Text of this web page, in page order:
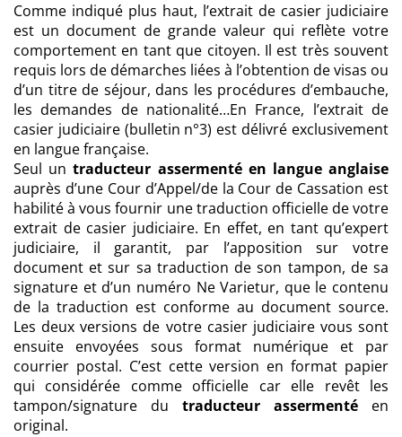
Comme indiqué plus haut, l’extrait de casier judiciaire
est un document de grande valeur qui reflète votre
comportement en tant que citoyen. Il est très souvent
requis lors de démarches liées à l’obtention de visas ou
d’un titre de séjour, dans les procédures d’embauche,
les demandes de nationalité…En France, l’extrait de
casier judiciaire (bulletin n°3) est délivré exclusivement
en langue française.
Seul untraducteur assermenté en langue anglaise
auprès d’une Cour d’Appel/de la Cour de Cassation est
habilité à vous fournir une traduction officielle de votre
extrait de casier judiciaire. En effet, en tant qu’expert
judiciaire, il garantit, par l’apposition sur votre
document et sur sa traduction de son tampon, de sa
signature et d’un numéro Ne Varietur, que le contenu
de la traduction est conforme au document source.
Les deux versions de votre casier judiciaire vous sont
ensuite envoyées sous format numérique et par
courrier postal. C’est cette version en format papier
qui considérée comme officielle car elle revêt les
tampon/signature du traducteur assermenté en
original.